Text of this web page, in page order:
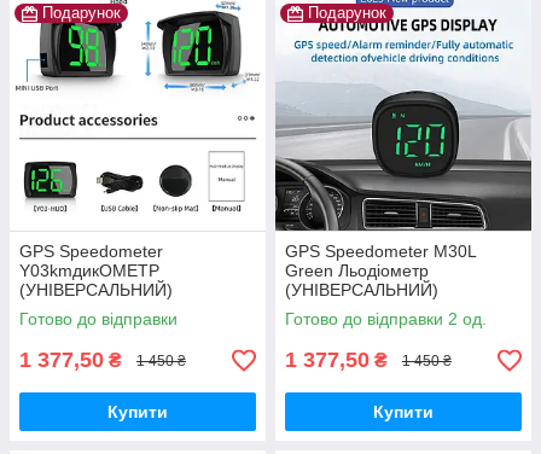
Подарунок
GPS Speedometer
Y03kmдикОМЕТР
(УНІВЕРСАЛЬНИЙ)
Готово до відправки
1 377,50 ₴ 1 450 ₴
Купити
Подарунок
GPS Speedometer M30L
Green Льодіометр
(УНІВЕРСАЛЬНИЙ)
Готово до відправки 2 од.
1 377,50 ₴ 1 450 ₴
Купити